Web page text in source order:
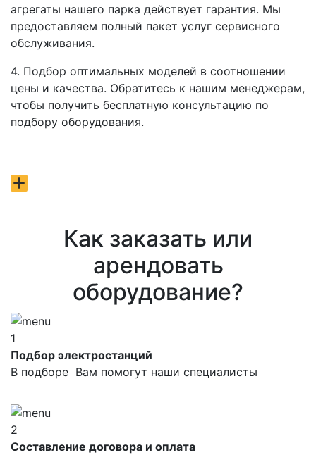
агрегаты нашего парка действует гарантия. Мы
предоставляем полный пакет услуг сервисного
обслуживания.
4. Подбор оптимальных моделей в соотношении
цены и качества. Обратитесь к нашим менеджерам,
чтобы получить бесплатную консультацию по
подбору оборудования.
Как заказать или
арендовать
оборудование?
1
Подбор электростанций
В подборе Вам помогут наши специалисты
2
Составление договора и оплата